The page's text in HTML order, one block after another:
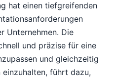
hat einen tiefgreifenden
Unternehmen. Die
und präzise für eine
und gleichzeitig
führt dazu,